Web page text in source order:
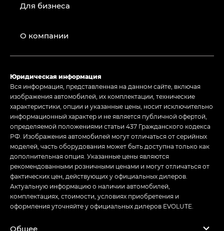
Для бизнеса
О компании
Юридическая информация
Вся информация, представленная на данном сайте, включая
изображения автомобилей, их комплектации, технические
характеристики, опции и указанные цены, носит исключительно
информационный характер и не является публичной офертой,
определяемой положениями статьи 437 Гражданского кодекса
РФ. Изображения автомобилей могут отличаться от серийных
моделей, часть оборудования может быть доступна только как
дополнительная опция. Указанные цены являются
рекомендованными розничными ценами и могут отличаться от
фактических цен, действующих у официальных дилеров.
Актуальную информацию о наличии автомобилей,
комплектациях, стоимости, условиях приобретения и
оформления уточняйте у официальных дилеров EVOLUTE.
Общее